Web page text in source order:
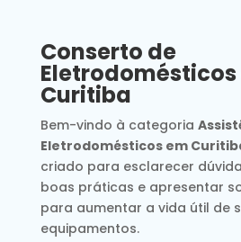
Conserto de
Eletrodomésticos
Curitiba
Bem-vindo à categoria
Eletrodomésticos em
criado para esclarecer
boas práticas e apresentar
para aumentar a vida útil de
equipamentos.